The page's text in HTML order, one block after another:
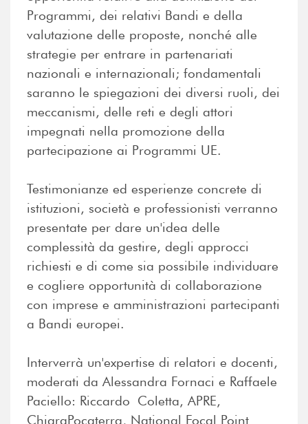
Programmi, dei relativi Bandi e della
valutazione delle proposte, nonché alle
strategie per entrare in partenariati
nazionali e internazionali; fondamentali
saranno le spiegazioni dei diversi ruoli, dei
meccanismi, delle reti e degli attori
impegnati nella promozione della
partecipazione ai Programmi UE.
Testimonianze ed esperienze concrete di
istituzioni, società e professionisti verranno
presentate per dare un'idea delle
complessità da gestire, degli approcci
richiesti e di come sia possibile individuare
e cogliere opportunità di collaborazione
con imprese e amministrazioni partecipanti
a Bandi europei.
Interverrà un'expertise di relatori e docenti,
moderati da Alessandra Fornaci e Raffaele
Paciello: Riccardo Coletta, APRE,
ChiaraPocaterra, National Focal Point